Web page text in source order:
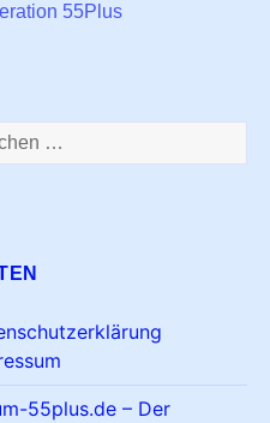
55Plus
55plus.de – Der